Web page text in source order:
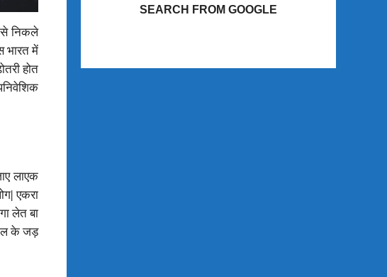
से निकले
भारत में
होत
लाएक
एकरा
लेत बा
के जड़
SEARCH FROM GOOGLE